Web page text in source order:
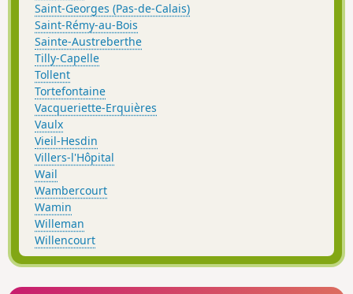
Saint-Georges (Pas-de-Calais)
Saint-Rémy-au-Bois
Sainte-Austreberthe
Tilly-Capelle
Tollent
Tortefontaine
Vacqueriette-Erquières
Vaulx
Vieil-Hesdin
Villers-l'Hôpital
Wail
Wambercourt
Wamin
Willeman
Willencourt